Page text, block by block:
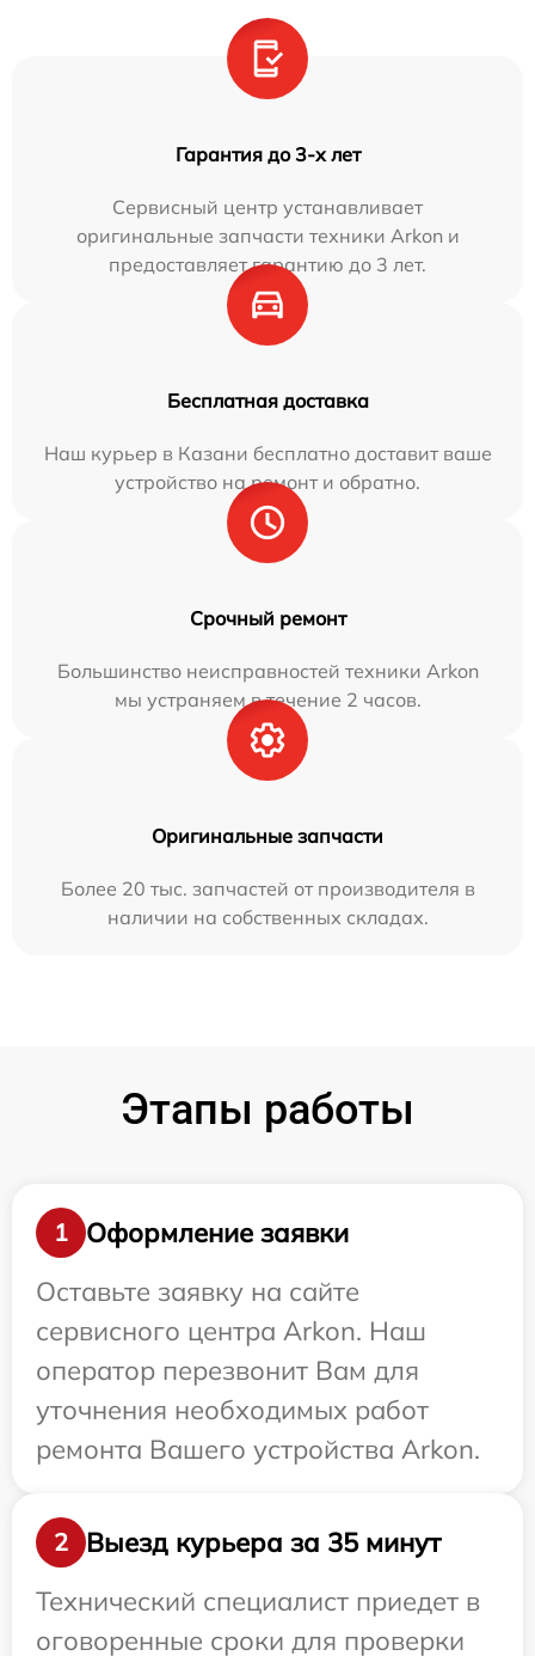
Гарантия до 3-х лет
Сервисный центр устанавливает
оригинальные запчасти техники Arkon и
предоставляет гарантию до 3 лет.
Бесплатная доставка
Наш курьер в Казани бесплатно доставит ваше
устройство на ремонт и обратно.
Срочный ремонт
Большинство неисправностей техники Arkon
мы устраняем в течение 2 часов.
Оригинальные запчасти
Более 20 тыс. запчастей от производителя в
наличии на собственных складах.
Этапы работы
1
Оформление заявки
Оставьте заявку на сайте
сервисного центра Arkon. Наш
оператор перезвонит Вам для
уточнения необходимых работ
ремонта Вашего устройства Arkon.
2
Выезд курьера за 35 минут
Технический специалист приедет в
оговоренные сроки для проверки